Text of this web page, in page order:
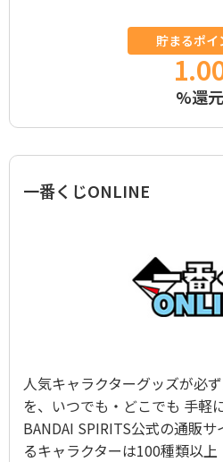
貯まるポイ
%還元
一番くじONLINE
人気キャラクターグッズが必
を、いつでも・どこでも 手軽
BANDAI SPIRITS公式の通販
るキャラクターは100種類以上